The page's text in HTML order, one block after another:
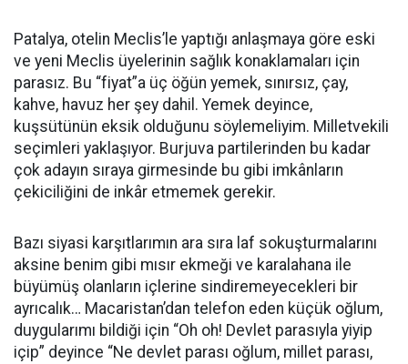
Patalya, otelin Meclis’le yaptığı anlaşmaya göre eski
ve yeni Meclis üyelerinin sağlık konaklamaları için
parasız. Bu “fiyat”a üç öğün yemek, sınırsız, çay,
kahve, havuz her şey dahil. Yemek deyince,
kuşsütünün eksik olduğunu söylemeliyim. Milletvekili
seçimleri yaklaşıyor. Burjuva partilerinden bu kadar
çok adayın sıraya girmesinde bu gibi imkânların
çekiciliğini de inkâr etmemek gerekir.
Bazı siyasi karşıtlarımın ara sıra laf sokuşturmalarını
aksine benim gibi mısır ekmeği ve karalahana ile
büyümüş olanların içlerine sindiremeyecekleri bir
ayrıcalık… Macaristan’dan telefon eden küçük oğlum,
duygularımı bildiği için “Oh oh! Devlet parasıyla yiyip
içip” deyince “Ne devlet parası oğlum, millet parası,